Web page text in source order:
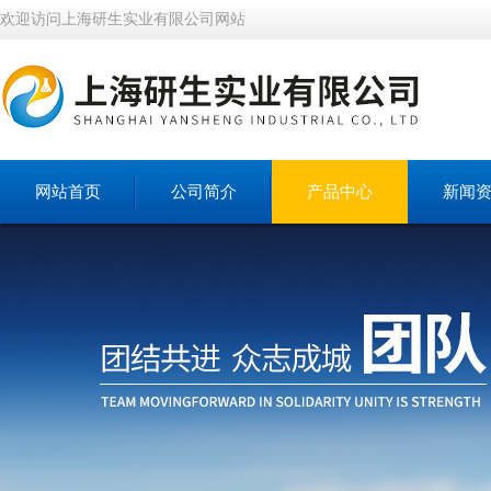
欢迎访问上海研生实业有限公司网站
网站首页 公司简介 产品中心 新闻